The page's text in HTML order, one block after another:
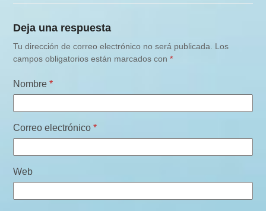
Deja una respuesta
Tu dirección de correo electrónico no será publicada.
Los
campos obligatorios están marcados con*
Nombre*
Correo electrónico*
Web